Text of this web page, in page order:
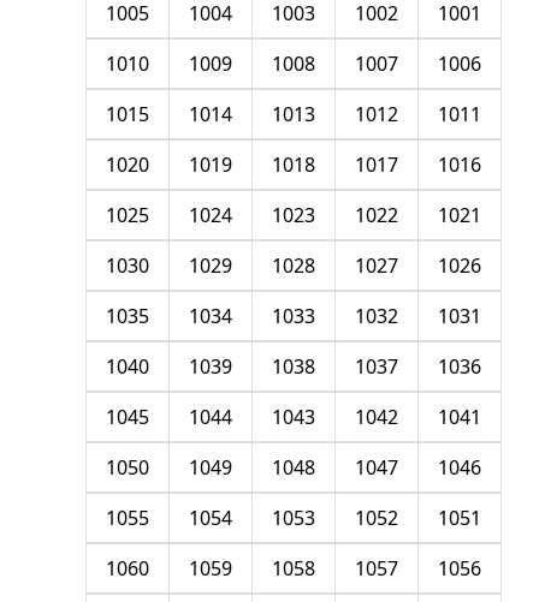
1001
1002
1003
1004
1005
1006
1007
1008
1009
1010
1011
1012
1013
1014
1015
1016
1017
1018
1019
1020
1021
1022
1023
1024
1025
1026
1027
1028
1029
1030
1031
1032
1033
1034
1035
1036
1037
1038
1039
1040
1041
1042
1043
1044
1045
1046
1047
1048
1049
1050
1051
1052
1053
1054
1055
1056
1057
1058
1059
1060